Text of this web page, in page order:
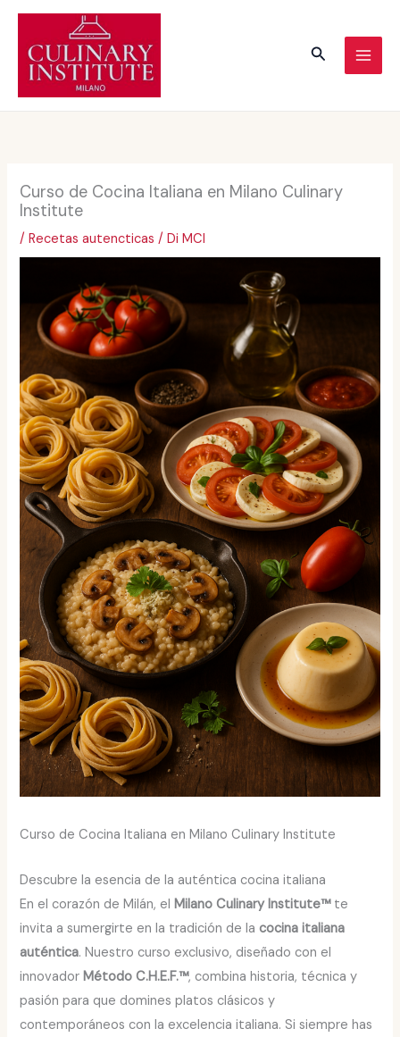
contenuto
Cerca
Curso de Cocina Italiana en Milano Culinary
Institute
/Recetas autencticas / DiMCI
Curso de Cocina Italiana en Milano Culinary Institute
Descubre la esencia de la auténtica cocina italiana
En el corazón de Milán, el Milano Culinary Institute™te
invita a sumergirte en la tradición de lacocina italiana
auténtica. Nuestro curso exclusivo, diseñado con el
innovador Método C.H.E.F.™, combina historia, técnica y
pasión para que domines platos clásicos y
contemporáneos con la excelencia italiana. Si siempre has